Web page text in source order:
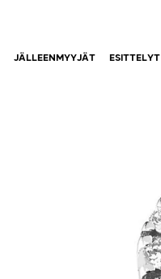
JÄLLEENMYYJÄT ESITTELYT